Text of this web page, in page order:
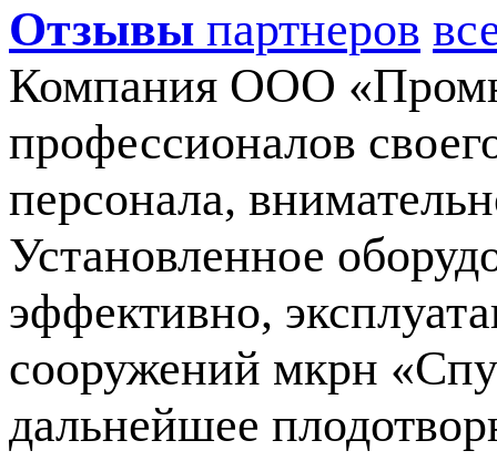
Отзывы партнеров
Компания ООО
профессионалов
персонала,
Установленное
эффективно,
сооружений мкрн
дальнейшее